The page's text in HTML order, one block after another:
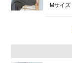
Mサイズ